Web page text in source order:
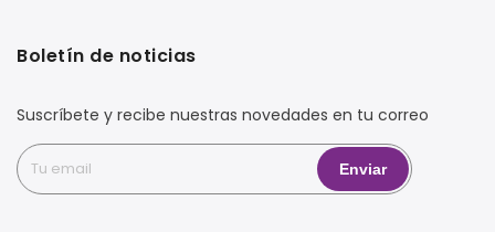
Boletín de noticias
Suscríbete y recibe nuestras novedades en tu correo